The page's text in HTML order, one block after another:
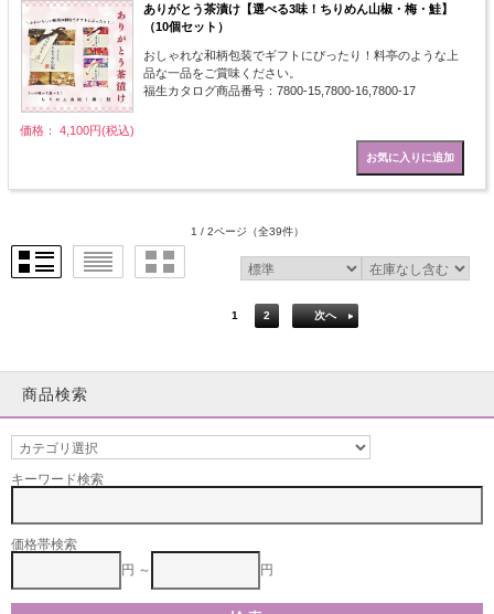
ありがとう茶漬け【選べる3味！ちりめん山椒・梅・鮭】
（10個セット）
おしゃれな和柄包装でギフトにぴったり！料亭のような上
品な一品をご賞味ください。
福生カタログ商品番号：7800-15,7800-16,7800-17
価格： 4,100円(税込)
1 / 2ページ （全39件）
1 2 次へ
商品検索
キーワード検索
価格帯検索
円 ～
円